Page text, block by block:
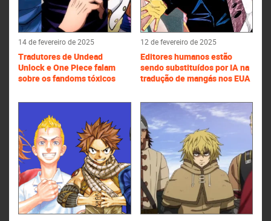
14 de fevereiro de 2025
Tradutores de Undead
Unlock e One Piece falam
sobre os fandoms tóxicos
12 de fevereiro de 2025
Editores humanos estão
sendo substituídos por IA na
tradução de mangás nos EUA